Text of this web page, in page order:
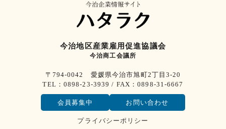
今治地区産業雇用促進協議会
今治商工会議所
〒794-0042 愛媛県今治市旭町2丁目3-20
TEL：0898-23-3939 / FAX：0898-31-6667
会員募集中 お問い合わせ
プライバシーポリシー